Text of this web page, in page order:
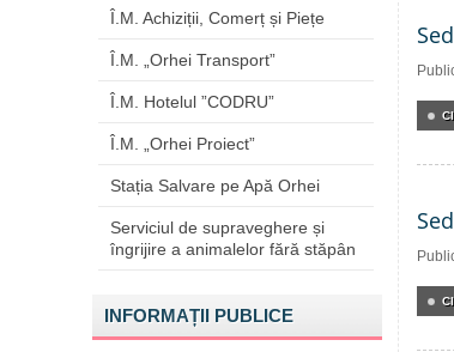
Î.M. Achiziții, Comerț și Piețe
Î.M. „Orhei Transport”
Î.M. Hotelul ”CODRU”
Î.M. „Orhei Proiect”
Stația Salvare pe Apă Orhei
Serviciul de supraveghere și
îngrijire a animalelor fără stăpân
INFORMAȚII PUBLICE